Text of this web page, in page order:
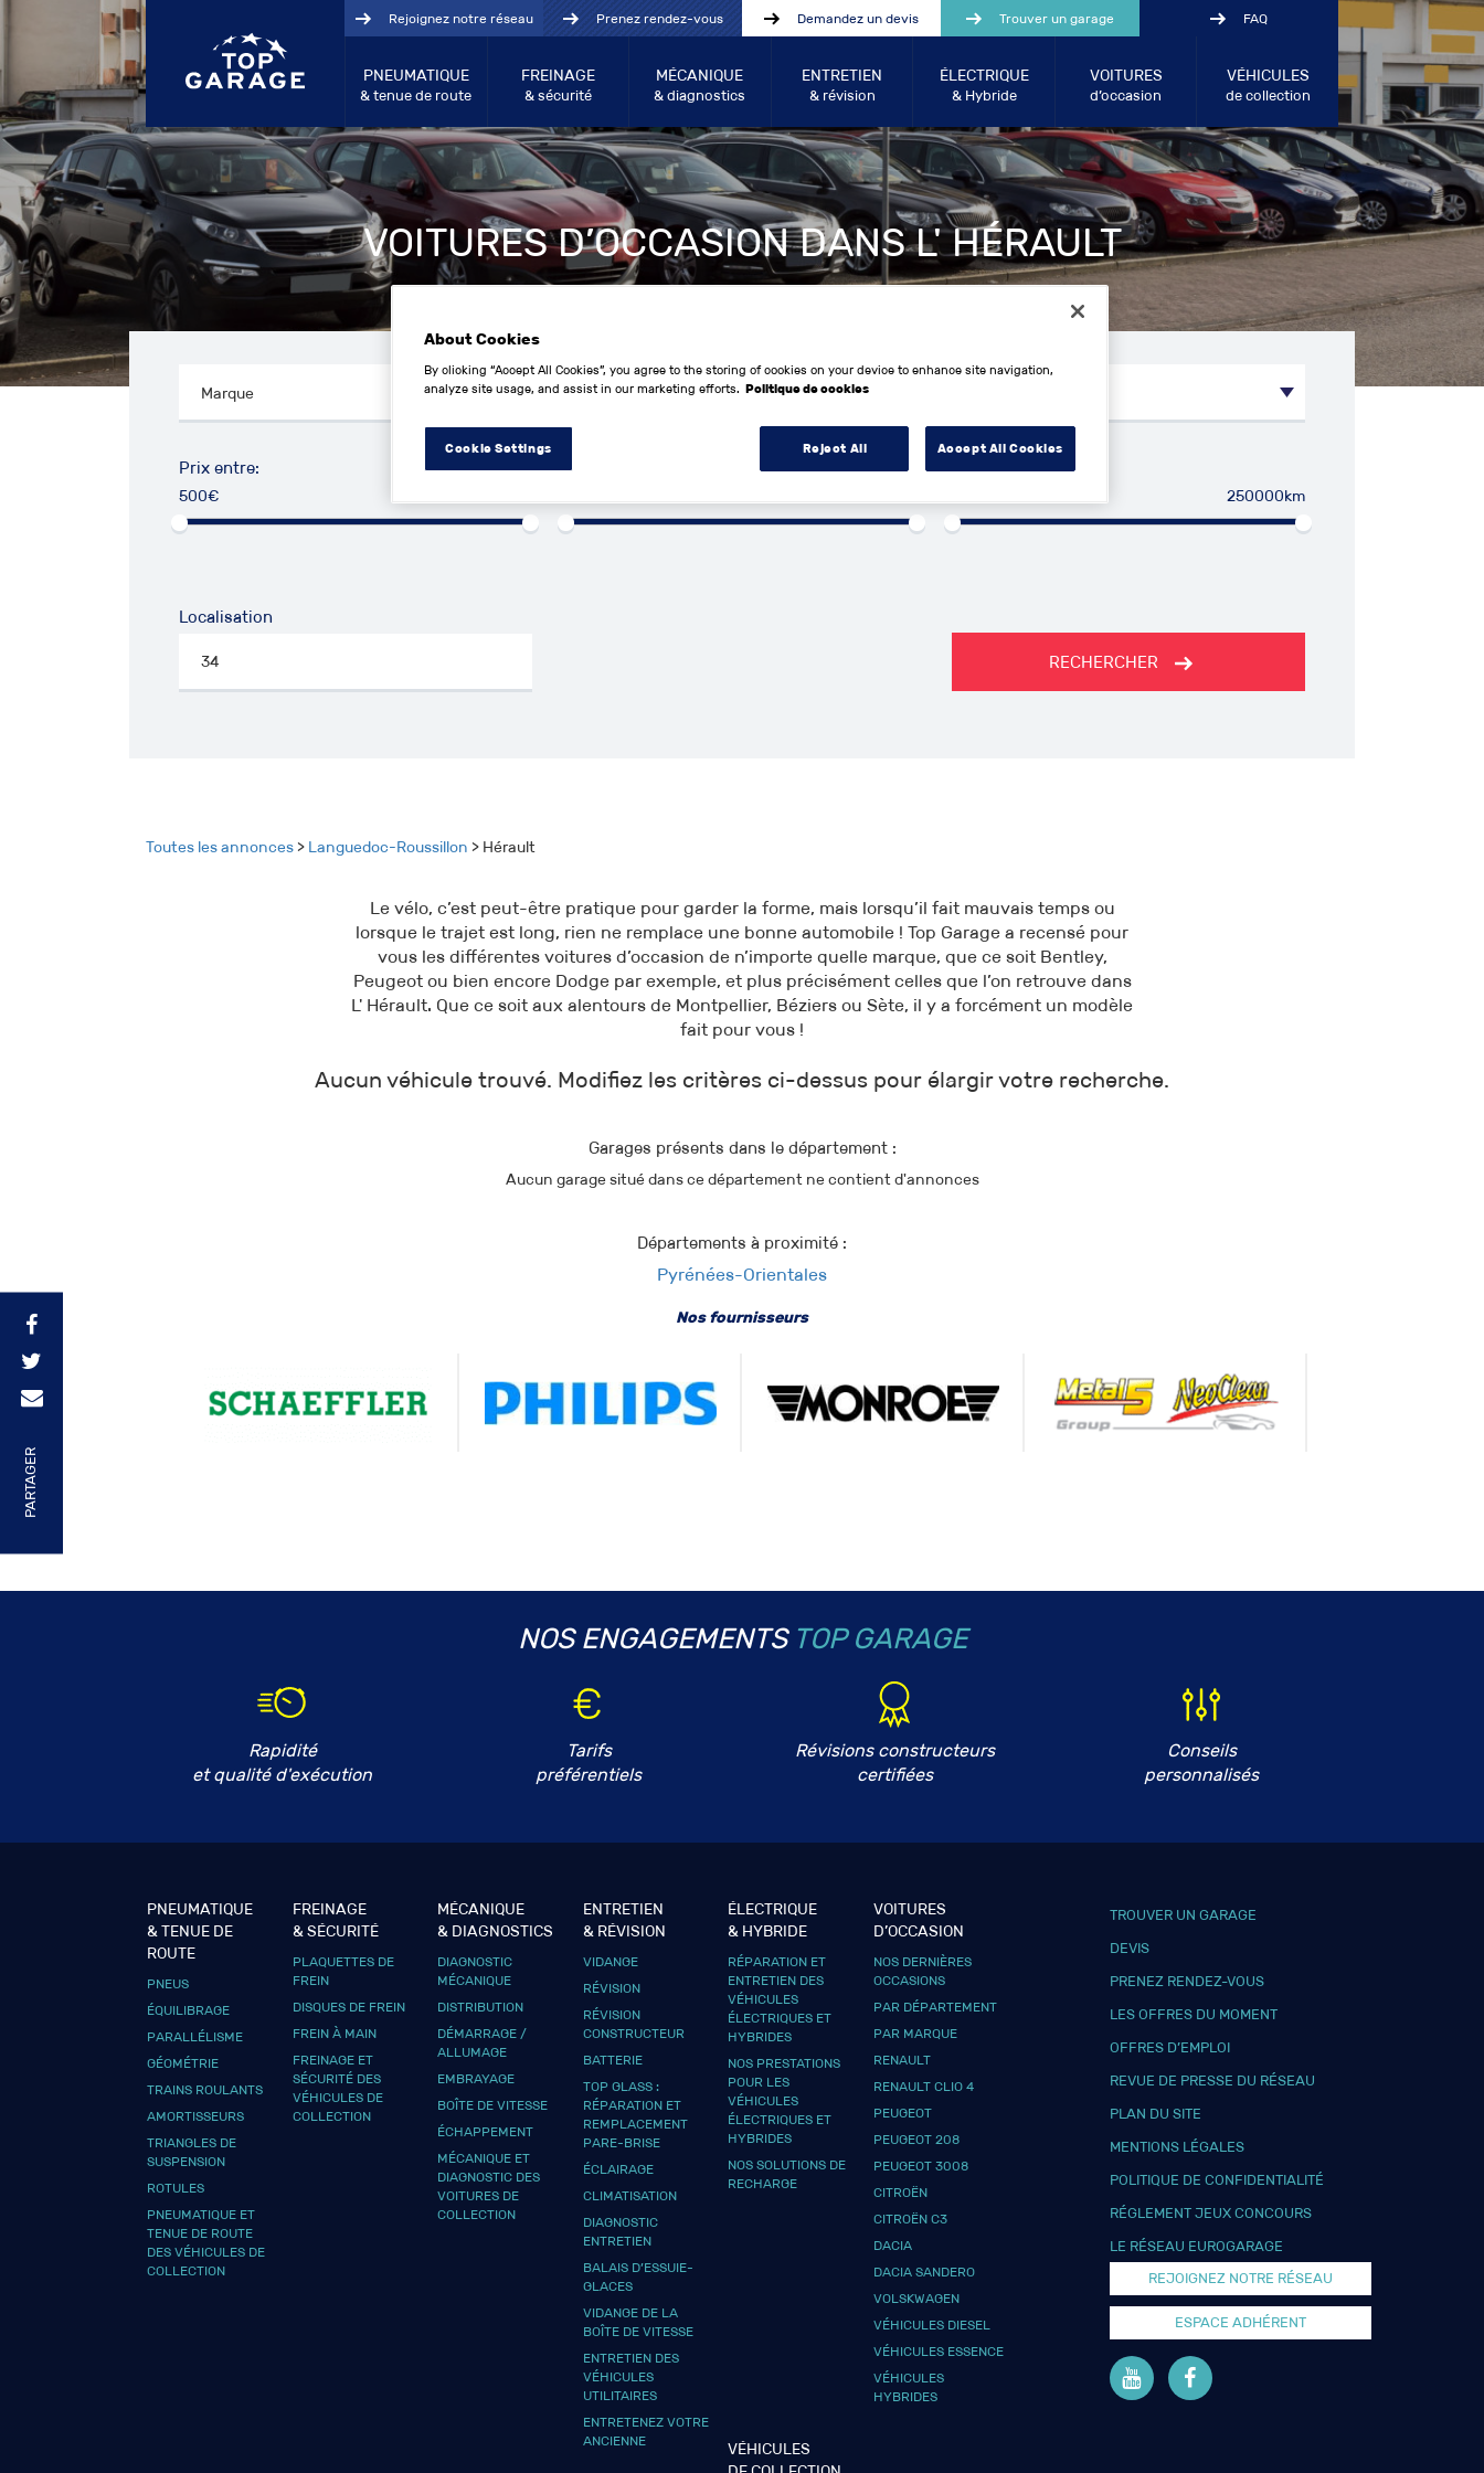
Rejoignez notre réseau Prenez rendez-vous Demandez un devis Trouver un garage FAQ
PNEUMATIQUE
& tenue de route
FREINAGE
& sécurité
MÉCANIQUE
& diagnostics
ENTRETIEN
& révision
ÉLECTRIQUE
& Hybride
VOITURES
d’occasion
VÉHICULES
de collection
PARTAGER
VOITURES D’OCCASION DANS L' HÉRAULT
Prix entre:
500€
Année entre: Kilométrage entre:
250000km
Localisation
RECHERCHER
Toutes les annonces > Languedoc-Roussillon > Hérault
Le vélo, c’est peut-être pratique pour garder la forme, mais lorsqu’il fait mauvais temps ou
lorsque le trajet est long, rien ne remplace une bonne automobile ! Top Garage a recensé pour
vous les différentes voitures d’occasion de n’importe quelle marque, que ce soit Bentley,
Peugeot ou bien encore Dodge par exemple, et plus précisément celles que l’on retrouve dans
L' Hérault. Que ce soit aux alentours de Montpellier, Béziers ou Sète, il y a forcément un modèle
fait pour vous !
Aucun véhicule trouvé. Modifiez les critères ci-dessus pour élargir votre recherche.
Garages présents dans le département :
Aucun garage situé dans ce département ne contient d'annonces
Départements à proximité :
Pyrénées-Orientales
Nos fournisseurs
NOS ENGAGEMENTS TOP GARAGE
Rapidité
et qualité d'exécution
Tarifs
préférentiels
Révisions constructeurs
certifiées
Conseils
personnalisés
PNEUMATIQUE
& TENUE DE
ROUTE
PNEUS
ÉQUILIBRAGE
PARALLÉLISME
GÉOMÉTRIE
TRAINS ROULANTS
AMORTISSEURS
TRIANGLES DE
SUSPENSION
ROTULES
PNEUMATIQUE ET
TENUE DE ROUTE
DES VÉHICULES DE
COLLECTION
FREINAGE
& SÉCURITÉ
PLAQUETTES DE
FREIN
DISQUES DE FREIN
FREIN À MAIN
FREINAGE ET
SÉCURITÉ DES
VÉHICULES DE
COLLECTION
MÉCANIQUE
& DIAGNOSTICS
DIAGNOSTIC
MÉCANIQUE
DISTRIBUTION
DÉMARRAGE /
ALLUMAGE
EMBRAYAGE
BOÎTE DE VITESSE
ÉCHAPPEMENT
MÉCANIQUE ET
DIAGNOSTIC DES
VOITURES DE
COLLECTION
ENTRETIEN
& RÉVISION
VIDANGE
RÉVISION
RÉVISION
CONSTRUCTEUR
BATTERIE
TOP GLASS :
RÉPARATION ET
REMPLACEMENT
PARE-BRISE
ÉCLAIRAGE
CLIMATISATION
DIAGNOSTIC
ENTRETIEN
BALAIS D’ESSUIE-
GLACES
VIDANGE DE LA
BOÎTE DE VITESSE
ENTRETIEN DES
VÉHICULES
UTILITAIRES
ENTRETENEZ VOTRE
ANCIENNE
ÉLECTRIQUE
& HYBRIDE
RÉPARATION ET
ENTRETIEN DES
VÉHICULES
ÉLECTRIQUES ET
HYBRIDES
NOS PRESTATIONS
POUR LES
VÉHICULES
ÉLECTRIQUES ET
HYBRIDES
NOS SOLUTIONS DE
RECHARGE
VOITURES
D’OCCASION
NOS DERNIÈRES
OCCASIONS
PAR DÉPARTEMENT
PAR MARQUE
RENAULT
RENAULT CLIO 4
PEUGEOT
PEUGEOT 208
PEUGEOT 3008
CITROËN
CITROËN C3
DACIA
DACIA SANDERO
VOLSKWAGEN
VÉHICULES DIESEL
VÉHICULES ESSENCE
VÉHICULES
HYBRIDES
VÉHICULES
TROUVER UN GARAGE
DEVIS
PRENEZ RENDEZ-VOUS
LES OFFRES DU MOMENT
OFFRES D’EMPLOI
REVUE DE PRESSE DU RÉSEAU
PLAN DU SITE
MENTIONS LÉGALES
POLITIQUE DE CONFIDENTIALITÉ
RÉGLEMENT JEUX CONCOURS
LE RÉSEAU EUROGARAGE
REJOIGNEZ NOTRE RÉSEAU
ESPACE ADHÉRENT
About Cookies
By clicking “Accept All Cookies”, you agree to the storing of cookies on your device to enhance site navigation,
analyze site usage, and assist in our marketing efforts. Politique de cookies
Cookie Settings Reject All Accept All Cookies